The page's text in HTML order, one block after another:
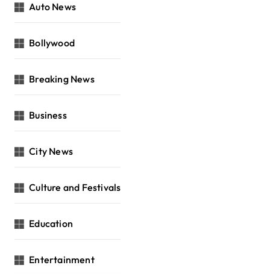
Auto News
Bollywood
Breaking News
Business
City News
Culture and Festivals
Education
Entertainment